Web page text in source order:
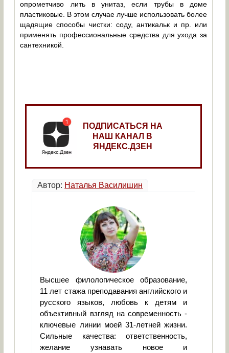
опрометчиво лить в унитаз, если трубы в доме
пластиковые. В этом случае лучше использовать более
щадящие способы чистки: соду, антикальк и пр. или
применять профессиональные средства для ухода за
сантехникой.
ПОДПИСАТЬСЯ НА
НАШ КАНАЛ В
ЯНДЕКС.ДЗЕН
Автор: Наталья Василишин
Высшее филологическое образование,
11 лет стажа преподавания английского и
русского языков, любовь к детям и
объективный взгляд на современность -
ключевые линии моей 31-летней жизни.
Сильные качества: ответственность,
желание узнавать новое и